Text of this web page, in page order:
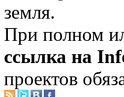
земля.
При полном
ссылка на
проектов